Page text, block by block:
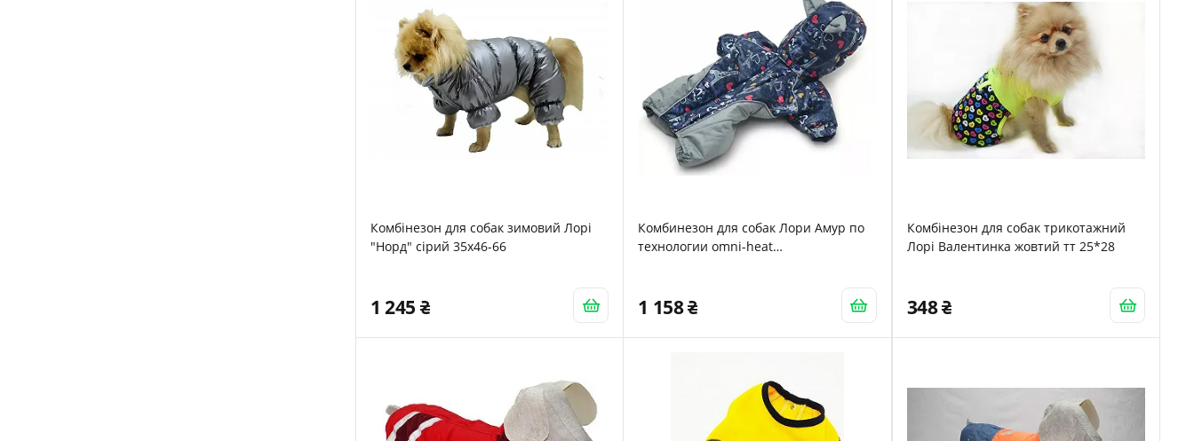
Комбінезон для собак зимовий Лорі
"Норд" сірий 35х46-66
1 245
Комбинезон для собак Лори Амур по
технологии omni-heat
1 158
Комбінезон для собак трикотажний
Лорі Валентинка жовтий тт 25*28
348